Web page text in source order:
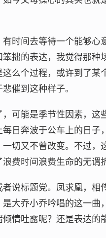
时间去等待一个能够
笨拙的表达，我觉得那
么个过程，或许到了
催到这种样子。
可能是季节性因素，
日奔波于公车上的日
切又不曾改变。不过
费时间浪费生命的无谓
说标题党。凤求凰，
大乔小乔吟唱的这一
情吐露呢？还是表达的